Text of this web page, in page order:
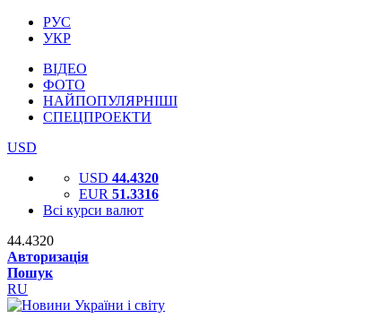
РУС
УКР
ВІДЕО
ФОТО
НАЙПОПУЛЯРНІШІ
СПЕЦПРОЕКТИ
USD
USD 44.4320
EUR 51.3316
Всі курси валют
44.4320
Авторизація
Пошук
RU